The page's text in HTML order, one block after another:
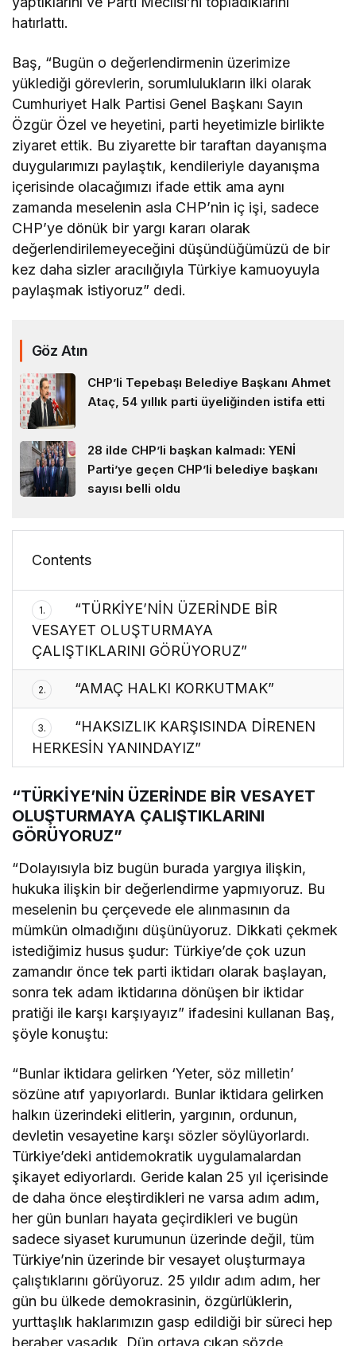
hatırlattı.
Baş, “Bugün o değerlendirmenin üzerimize
yüklediği görevlerin, sorumlulukların ilki olarak
Cumhuriyet Halk Partisi Genel Başkanı Sayın
Özgür Özel ve heyetini, parti heyetimizle birlikte
ziyaret ettik. Bu ziyarette bir taraftan dayanışma
duygularımızı paylaştık, kendileriyle dayanışma
içerisinde olacağımızı ifade ettik ama aynı
zamanda meselenin asla CHP’nin iç işi, sadece
CHP’ye dönük bir yargı kararı olarak
değerlendirilemeyeceğini düşündüğümüzü de bir
kez daha sizler aracılığıyla Türkiye kamuoyuyla
paylaşmak istiyoruz” dedi.
Göz Atın
CHP’li Tepebaşı Belediye Başkanı Ahmet
Ataç, 54 yıllık parti üyeliğinden istifa etti
28 ilde CHP’li başkan kalmadı: YENİ
Parti’ye geçen CHP’li belediye başkanı
sayısı belli oldu
Contents
1.
“TÜRKİYE’NİN ÜZERİNDE BİR
VESAYET OLUŞTURMAYA
ÇALIŞTIKLARINI GÖRÜYORUZ”
2. “AMAÇ HALKI KORKUTMAK”
3.
“HAKSIZLIK KARŞISINDA DİRENEN
HERKESİN YANINDAYIZ”
“TÜRKİYE’NİN ÜZERİNDE BİR VESAYET
OLUŞTURMAYA ÇALIŞTIKLARINI
GÖRÜYORUZ”
“Dolayısıyla biz bugün burada yargıya ilişkin,
hukuka ilişkin bir değerlendirme yapmıyoruz. Bu
meselenin bu çerçevede ele alınmasının da
mümkün olmadığını düşünüyoruz. Dikkati çekmek
istediğimiz husus şudur: Türkiye’de çok uzun
zamandır önce tek parti iktidarı olarak başlayan,
sonra tek adam iktidarına dönüşen bir iktidar
pratiği ile karşı karşıyayız” ifadesini kullanan Baş,
şöyle konuştu:
“Bunlar iktidara gelirken ‘Yeter, söz milletin’
sözüne atıf yapıyorlardı. Bunlar iktidara gelirken
halkın üzerindeki elitlerin, yargının, ordunun,
devletin vesayetine karşı sözler söylüyorlardı.
Türkiye’deki antidemokratik uygulamalardan
şikayet ediyorlardı. Geride kalan 25 yıl içerisinde
de daha önce eleştirdikleri ne varsa adım adım,
her gün bunları hayata geçirdikleri ve bugün
sadece siyaset kurumunun üzerinde değil, tüm
Türkiye’nin üzerinde bir vesayet oluşturmaya
çalıştıklarını görüyoruz. 25 yıldır adım adım, her
gün bu ülkede demokrasinin, özgürlüklerin,
yurttaşlık haklarımızın gasp edildiği bir süreci hep